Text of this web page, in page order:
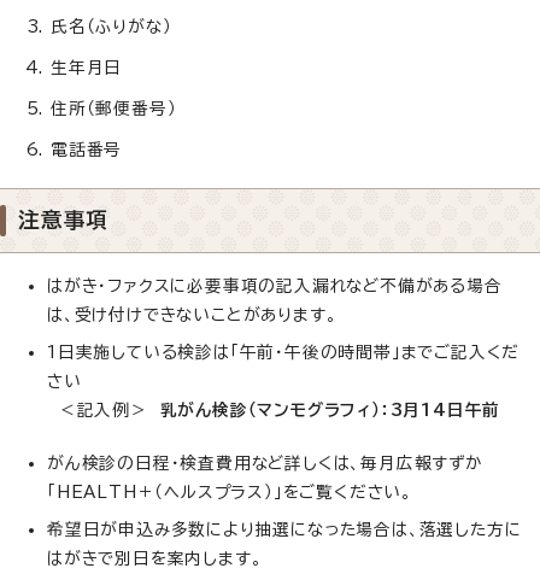
氏名（ふりがな）
生年月日
住所（郵便番号）
電話番号
注意事項
はがき・ファクスに必要事項の記入漏れなど不備がある場合
は、受け付けできないことがあります。
1日実施している検診は「午前・午後の時間帯」までご記入くだ
さい
＜記入例＞ 乳がん検診（マンモグラフィ）：3月14日午前
がん検診の日程・検査費用など詳しくは、毎月広報すずか
「HEALTH＋（ヘルスプラス）」をご覧ください。
希望日が申込み多数により抽選になった場合は、落選した方に
はがきで別日を案内します。